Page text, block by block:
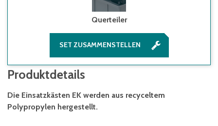
Querteiler
SET ZUSAMMENSTELLEN
Produktdetails
Die Einsatzkästen EK werden aus recyceltem
Polypropylen hergestellt.